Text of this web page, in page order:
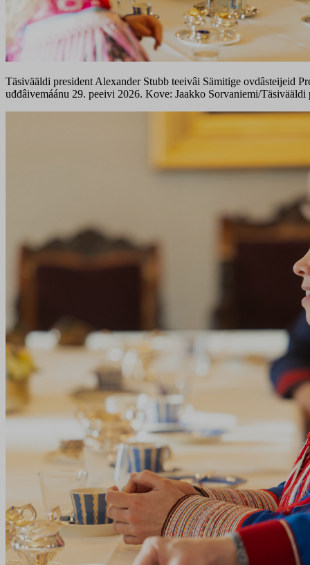
Täsivääldi president Alexander Stubb teeivâi Sämitige ovdâsteijeid
uđđâivemáánu 29. peeivi 2026. Kove: Jaakko Sorvaniemi/Täsivääldi